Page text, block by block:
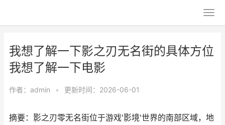
我想了解一下影之刃无名街的具体方位
我想了解一下电影
作者： admin • 更新时间：2026-06-01
摘要：影之刃零无名街位于游戏'影境'世界的南部区域，地